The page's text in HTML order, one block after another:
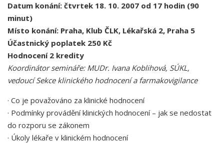
Datum konání: čtvrtek 18. 10. 2007 od 17 hodin (90
minut)
Místo konání: Praha, Klub ČLK, Lékařská 2, Praha 5
Účastnický poplatek 250 Kč
Hodnocení 2 kredity
Koordinátor semináře: MUDr. Ivana Koblihová, SÚKL,
vedoucí Sekce klinického hodnocení a farmakovigilance
· Co je považováno za klinické hodnocení
· Podmínky provádění klinických hodnocení – jak se nedostat
do rozporu se zákonem
· Úkoly lékaře v klinickém hodnocení